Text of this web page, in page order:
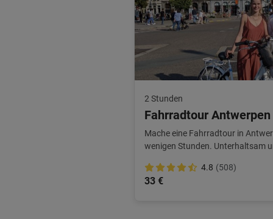
2 Stunden
Fahrradtour
Mache eine Fahrradtour in
wenigen Stunden. Unterhaltsam
4.8 (508)
33 €